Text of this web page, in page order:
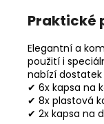
Praktické
Elegantní a
použití i
nabízí dostatek
✔ 6x kapsa na
✔ 8x plastová
✔ 2x kapsa na